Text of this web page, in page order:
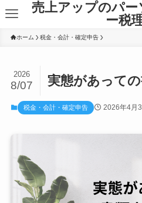
売上アップのパ
ー税
ホーム 税金・会計・確定申告
実態があって
2026
8/07
税金・会計・確定申告 2026年4月3